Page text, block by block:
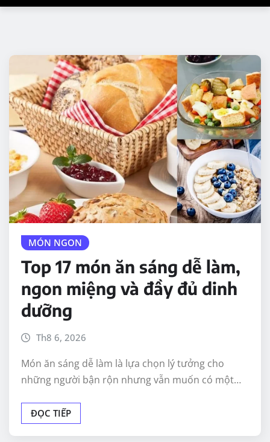
MÓN NGON
Top 17 món ăn sáng dễ làm,
ngon miệng và đầy đủ dinh
dưỡng
Th8 6, 2026
Món ăn sáng dễ làm là lựa chọn lý tưởng cho
những người bận rộn nhưng vẫn muốn có một…
ĐỌC TIẾP